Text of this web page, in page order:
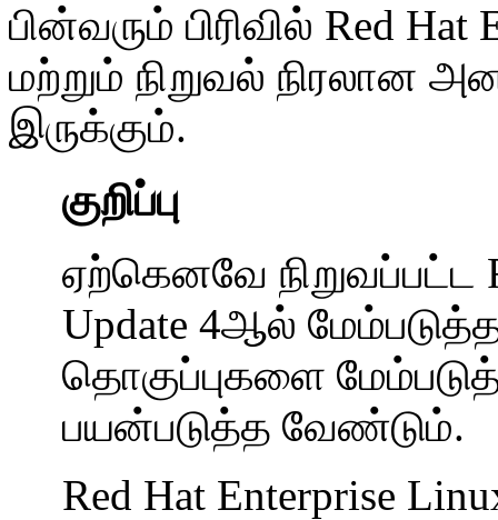
பின்வரும் பிரிவில் Red
மற்றும் நிறுவல்
இருக்கும்.
குறிப்பு
ஏற்கெனவே நிறுவப்பட்ட
Update 4ஆல்
தொகுப்புகளை
பயன்படுத்த வேண்டும்.
Red Hat Enterprise